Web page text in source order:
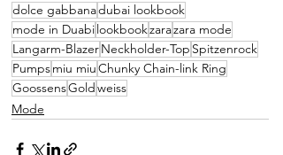
dolce gabbanadubai lookbook
mode in Duabilookbookzarazara mode
Langarm-BlazerNeckholder-Top Spitzenrock
Pumpsmiu miuChunky Chain-link Ring
GoossensGoldweiss
Mode